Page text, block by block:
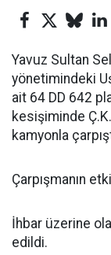
Yavuz Sultan
yönetimindeki
ait 64 DD 642
kesişiminde
kamyonla
Çarpışmanın
İhbar üzerine
edildi.